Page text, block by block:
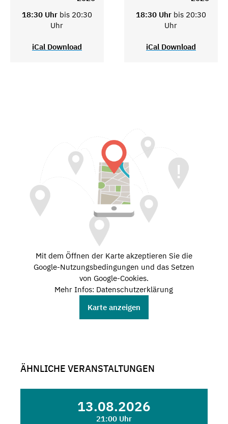
18:30 Uhr bis 20:30
Uhr
iCal Download
18:30 Uhr bis 20:30
Uhr
iCal Download
Mit dem Öffnen der Karte akzeptieren Sie die
Google-Nutzungsbedingungen und das Setzen
von Google-Cookies.
Mehr Infos: Datenschutzerklärung
Karte anzeigen
ÄHNLICHE VERANSTALTUNGEN
13.08.2026
21:00 Uhr